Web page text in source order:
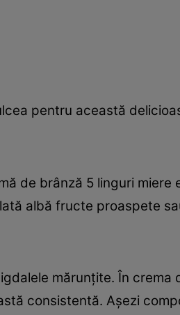
pentru această
de brânză 5 linguri
albă fructe proaspete
mărunţite. În
consistentă. Aşezi